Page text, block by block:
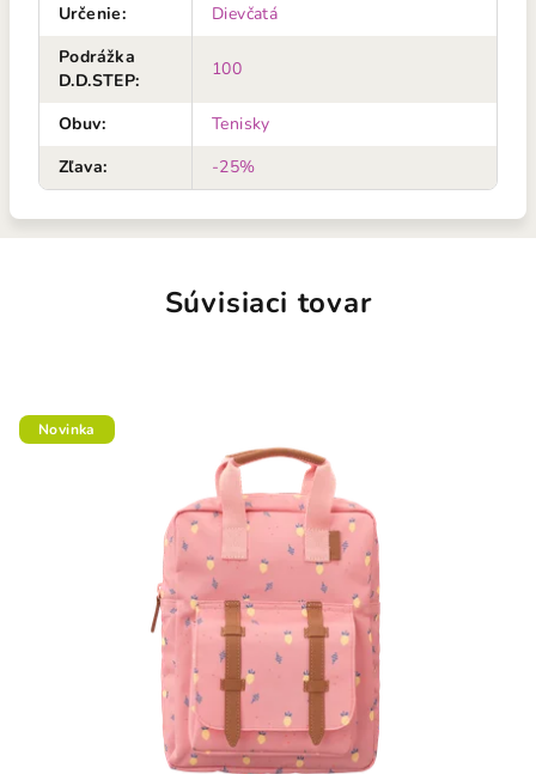
Určenie:
Dievčatá
Podrážka
D.D.STEP:
100
Obuv:
Tenisky
Zľava: -25%
Súvisiaci tovar
Novinka